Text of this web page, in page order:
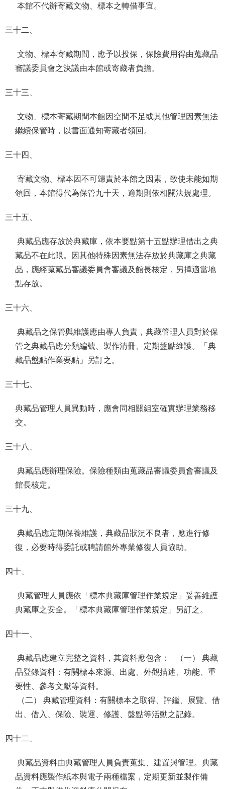
本館不代辦寄藏文物、標本之轉借事宜。
三十二、
文物、標本寄藏期間，應予以投保，保險費用得由蒐藏品
審議委員會之決議由本館或寄藏者負擔。
三十三、
文物、標本寄藏期間本館因空間不足或其他管理因素無法
繼續保管時，以書面通知寄藏者領回。
三十四、
寄藏文物、標本因不可歸責於本館之因素，致使未能如期
領回，本館得代為保管九十天，逾期則依相關法規處理。
三十五、
典藏品應存放於典藏庫，依本要點第十五點辦理借出之典
藏品不在此限。因其他特殊因素無法存放於典藏庫之典藏
品，應經蒐藏品審議委員會審議及館長核定，另擇適當地
點存放。
三十六、
典藏品之保管與維護應由專人負責，典藏管理人員對於保
管之典藏品應分類編號、製作清冊、定期盤點維護。「典
藏品盤點作業要點」另訂之。
三十七、
典藏品管理人員異動時，應會同相關組室確實辦理業務移
交。
三十八、
典藏品應辦理保險。保險種類由蒐藏品審議委員會審議及
館長核定。
三十九、
典藏品應定期保養維護，典藏品狀況不良者，應進行修
復，必要時得委託或聘請館外專業修復人員協助。
四十、
典藏管理人員應依「標本典藏庫管理作業規定」妥善維護
典藏庫之安全。「標本典藏庫管理作業規定」另訂之。
四十一、
典藏品應建立完整之資料，其資料應包含： （一） 典藏
品登錄資料：有關標本來源、出處、外觀描述、功能、重
要性、參考文獻等資料。
（二） 典藏管理資料：有關標本之取得、評鑑、展覽、借
出、借入、保險、裝運、修護、盤點等活動之記錄。
四十二、
典藏品資料由典藏管理人員負責蒐集、建置與管理。典藏
品資料應製作紙本與電子兩種檔案，定期更新並製作備